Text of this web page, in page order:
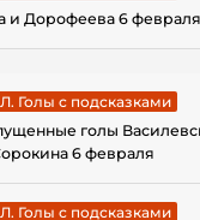
и Дорофеева 6 февраля
Голы с подсказками
голы
6 февраля
Голы с подсказками